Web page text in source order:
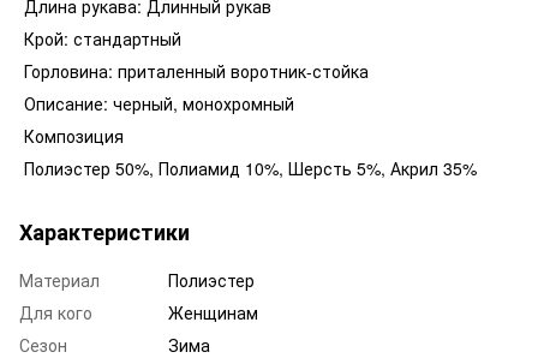
Длина рукава: Длинный рукав
Крой: стандартный
Горловина: приталенный воротник-стойка
Описание: черный, монохромный
Композиция
Полиэстер 50%, Полиамид 10%, Шерсть 5%, Акрил 35%
Характеристики
Материал
Полиэстер
Для кого
Женщинам
Сезон
Зима